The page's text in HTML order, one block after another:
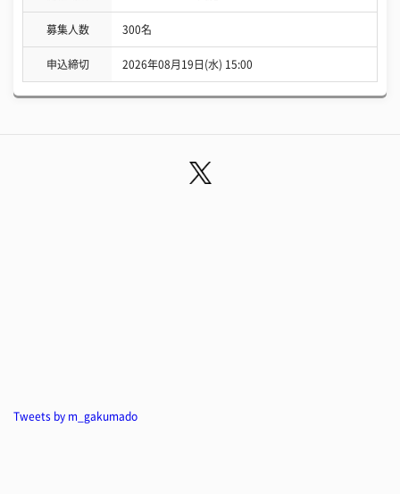
募集人数 300名
申込締切 2026年08月19日(水) 15:00
Tweets by m_gakumado